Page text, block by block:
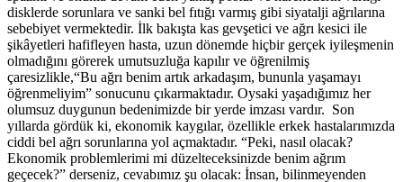
disklerde sorunlara ve sanki bel fıtığı varmış gibi siyatalji ağrılarına
sebebiyet vermektedir. İlk bakışta kas gevşetici ve ağrı kesici ile
şikâyetleri hafifleyen hasta, uzun dönemde hiçbir gerçek iyileşmenin
olmadığını görerek umutsuzluğa kapılır ve öğrenilmiş
çaresizlikle,“Bu ağrı benim artık arkadaşım, bununla yaşamayı
öğrenmeliyim” sonucunu çıkarmaktadır. Oysaki yaşadığımız her
olumsuz duygunun bedenimizde bir yerde imzası vardır. Son
yıllarda gördük ki, ekonomik kaygılar, özellikle erkek hastalarımızda
ciddi bel ağrı sorunlarına yol açmaktadır. “Peki, nasıl olacak?
Ekonomik problemlerimi mi düzelteceksinizde benim ağrım
geçecek?” derseniz, cevabımız şu olacak: İnsan, bilinmeyenden